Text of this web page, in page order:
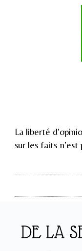
La liberté
sur les faits
DE LA